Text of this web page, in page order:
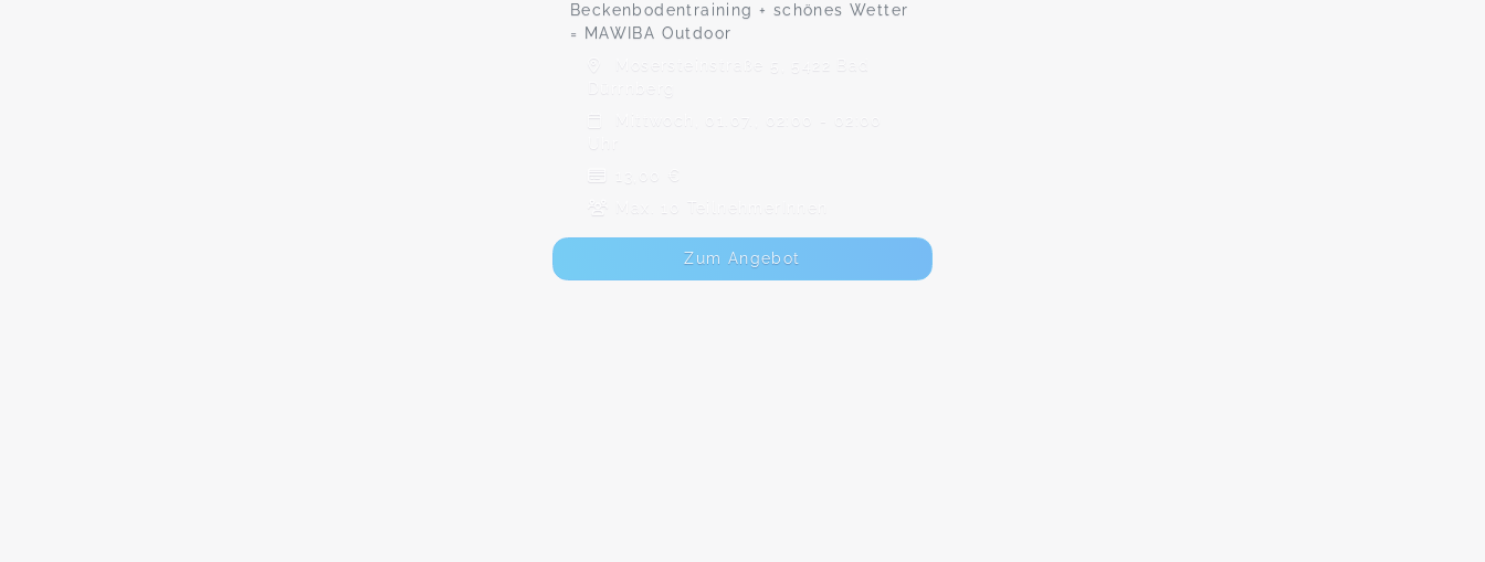
Beckenbodentraining + schönes Wetter
= MAWIBA Outdoor
Mosersteinstraße 5, 5422 Bad
Dürrnberg
Mittwoch, 01.07., 02:00 - 02:00
13,00 €
Max. 10 TeilnehmerInnen
Zum Angebot